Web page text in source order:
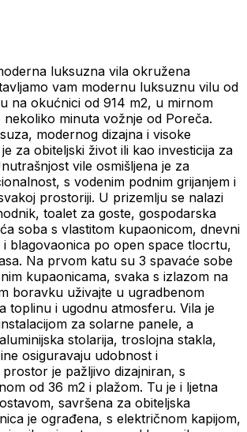
luksuzna vila okružena
vam modernu luksuznu vilu od
na okućnici od 914 m2, u mirnom
minuta vožnje od Poreča.
modernog dizajna i visoke
za obiteljski život ili kao investicija za
vile osmišljena je za
s vodenim podnim grijanjem i
prostoriji. U prizemlju se nalazi
toalet za goste, gospodarska
soba s vlastitom kupaonicom, dnevni
blagovaonica po open space tlocrtu,
Na prvom katu su 3 spavaće sobe
kupaonicama, svaka s izlazom na
boravku uživajte u ugradbenom
toplinu i ugodnu atmosferu. Vila je
za solarne panele, a
stolarija, troslojna stakla,
osiguravaju udobnost i
je pažljivo dizajniran, s
od 36 m2 i plažom. Tu je i ljetna
savršena za obiteljska
je ograđena, s električnom kapijom,